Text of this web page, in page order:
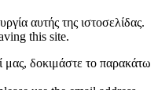
αυτής της ιστοσελίδας.
this site.
μας, δοκιμάστε το παρακάτω